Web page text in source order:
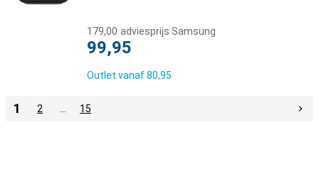
179,00 adviesprijs Samsung
99,95
Outlet vanaf80,95
1 2 15